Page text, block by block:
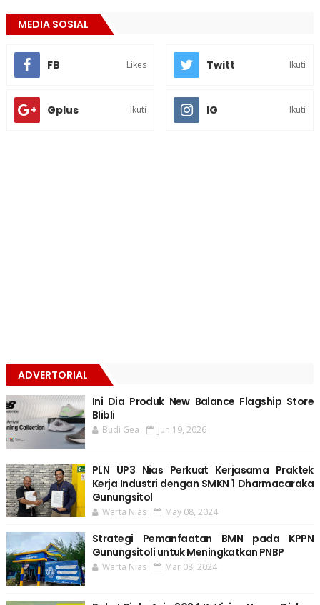
MEDIA SOSIAL
FB Likes Twitt Ikuti
Gplus Ikuti IG Ikuti
ADVERTORIAL
Ini Dia Produk New Balance Flagship Store
Blibli
Budi Gea Jun 19, 2026
PLN UP3 Nias Perkuat Kerjasama Praktek
Kerja Industri dengan SMKN 1 Dharmacaraka
Gunungsitol
Warta Nias May 08, 2024
Strategi Pemanfaatan BMN pada KPPN
Gunungsitoli untuk Meningkatkan PNBP
Warta Nias Mar 08, 2024